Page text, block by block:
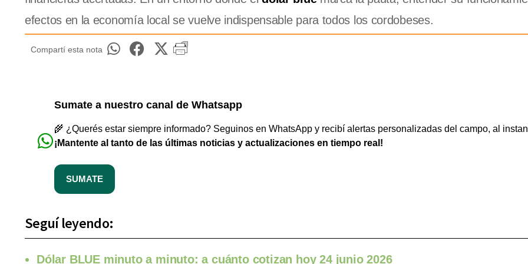
efectos en la economía local se vuelve indispensable para todos los cordobeses.
Compartí esta nota
Sumate a nuestro canal de Whatsapp
🌾 ¿Querés estar siempre informado? Seguinos en WhatsApp y recibí alertas personalizadas del campo, al
¡Mantente al tanto de las últimas noticias y actualizaciones en tiempo real!
SUMATE
Seguí leyendo:
Dólar BLUE minuto a minuto: a cuánto cotizan hoy 24 junio 2026